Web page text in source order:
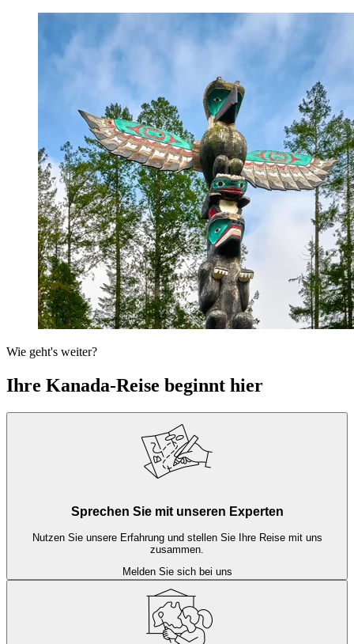
Wie geht's weiter?
Ihre Kanada-Reise beginnt hier
Sprechen Sie mit unseren Experten
Nutzen Sie unsere Erfahrung und stellen Sie Ihre Reise mit uns
zusammen.
Melden Sie sich bei uns